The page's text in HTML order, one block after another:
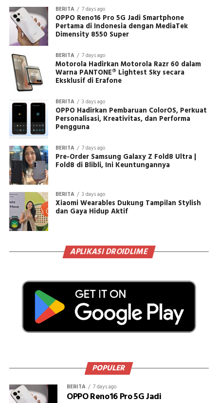
BERITA 7 days ago
OPPO Reno16 Pro 5G Jadi Smartphone
Pertama di Indonesia dengan MediaTek
Dimensity 8550 Super
BERITA 7 days ago
Motorola Hadirkan Motorola Razr 60 dalam
Warna PANTONE® Lightest Sky secara
Eksklusif di Erafone
BERITA 3 days ago
OPPO Hadirkan Pembaruan ColorOS, Perkuat
Personalisasi, Kreativitas, dan Performa
Pengguna
BERITA 7 days ago
Pre-Order Samsung Galaxy Z Fold8 Ultra |
Fold8 di Blibli, Ini Keuntungannya
BERITA 3 days ago
Xiaomi Wearables Dukung Tampilan Stylish
dan Gaya Hidup Aktif
APLIKASI DROIDLIME
POPULER
BERITA 7 days ago
OPPO Reno16 Pro 5G Jadi